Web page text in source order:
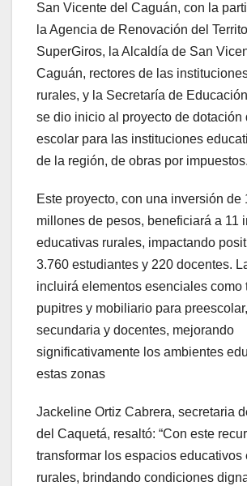
San Vicente del Caguán, con la
la Agencia de Renovación del
SuperGiros, la Alcaldía de San
Caguán, rectores de las
rurales, y la Secretaría de
se dio inicio al proyecto de dotación
escolar para las instituciones
de la región, de obras por impuestos.
Este proyecto, con una inversión de
millones de pesos, beneficiará a 11
educativas rurales, impactando
3.760 estudiantes y 220 docentes.
incluirá elementos esenciales como
pupitres y mobiliario para
secundaria y docentes, mejorando
significativamente los ambientes
estas zonas
Jackeline Ortiz Cabrera, secretaria
del Caquetá, resaltó: “Con este
transformar los espacios educativos
rurales, brindando condiciones